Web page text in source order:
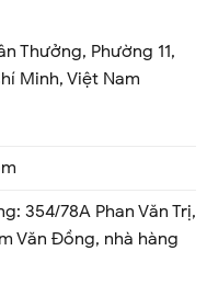
Thưởng, Phường 11,
Minh, Việt Nam
354/78A Phan Văn Trị,
Văn Đồng, nhà hàng